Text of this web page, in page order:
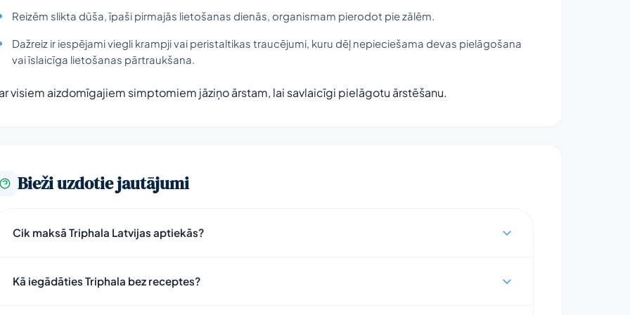
Reizēm slikta dūša, īpaši pirmajās lietošanas dienās, organismam pierodot pie zālēm.
Dažreiz ir iespējami viegli krampji vai peristaltikas traucējumi, kuru dēļ nepieciešama devas pielāgošana
vai īslaicīga lietošanas pārtraukšana.
visiem aizdomīgajiem simptomiem jāziņo ārstam, lai savlaicīgi pielāgotu ārstēšanu.
Bieži uzdotie jautājumi
Cik maksā Triphala Latvijas aptiekās?
Kā iegādāties Triphala bez receptes?